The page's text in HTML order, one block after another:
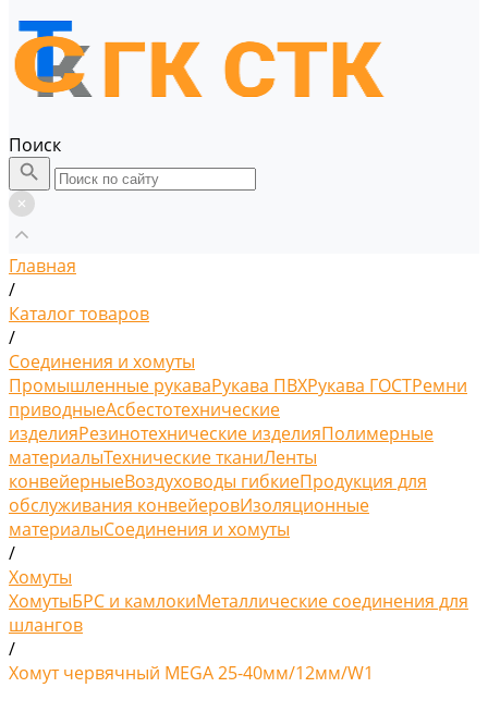
Поиск
Главная
/
Каталог товаров
/
Соединения и хомуты
Промышленные рукаваРукава ПВХРукава ГОСТРемни
приводныеАсбестотехнические
изделияРезинотехнические изделияПолимерные
материалыТехнические тканиЛенты
конвейерныеВоздуховоды гибкиеПродукция для
обслуживания конвейеровИзоляционные
материалыСоединения и хомуты
/
Хомуты
ХомутыБРС и камлокиМеталлические соединения для
шлангов
/
Хомут червячный MEGA 25-40мм/12мм/W1